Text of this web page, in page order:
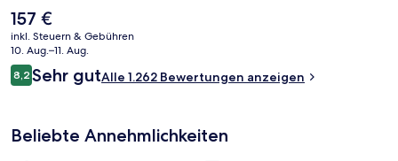
Reisenden gefallen das hilfsbereite Personal und die Lage sehr gut.
Der
aktuelle
Preis
beträgt
157 €.
157 €
inkl. Steuern & Gebühren
10. Aug.–11. Aug.
Bewertungen
8,28,2 von 10.
Sehr gutAlle 1.262 Bewertungen anzeigen
Beliebte Annehmlichkeiten